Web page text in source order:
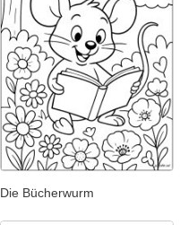
Die Bücherwurm